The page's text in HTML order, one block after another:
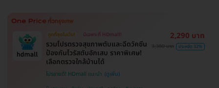
ถูกที่สุดในเว็บ! มีเฉพาะที่ HDmall!
รวมโปรตรวจสุขภาพตับและฉีดวัคซีน
ป้องกันไวรัสตับอักเสบ ราคาพิเศษ!
เลือกตรวจใกล้บ้านได้
โปรขายดี! HDmall แนะนำ
2,290 บาท
3,380 บาท ประหยัด 32%